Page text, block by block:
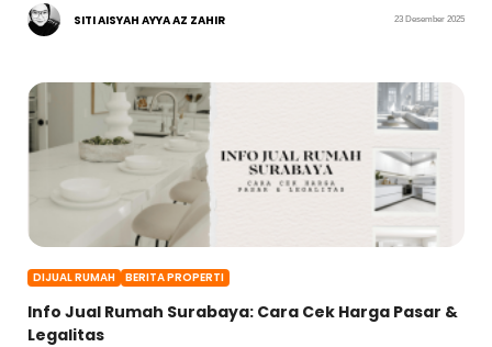
SITI AISYAH AYYA AZ ZAHIR 23 Desember 2025
DIJUAL RUMAH BERITA PROPERTI
Info Jual Rumah Surabaya: Cara Cek Harga Pasar &
Legalitas